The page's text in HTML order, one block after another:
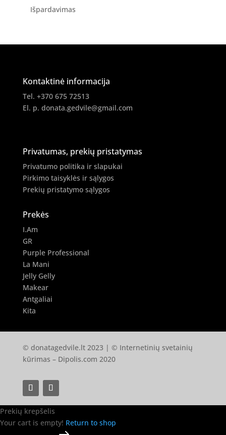
Išpardavimas
Kontaktinė informacija
Tel. +370 675 72513
El. p. donata.gedvile@gmail.com
Privatumas, prekių pristatymas
Privatumo politika ir slapukai
Pirkimo taisyklės ir sąlygos
Prekių pristatymo sąlygos
Prekės
I.Am
GR
Purple Professional
La Mani
Jelly Gelly
Makear
Antgaliai
Kita
© donatagedvile.lt 2023 | © Internetinių svetainių
kūrimas – Dipolis.com 2020
Prekių krepšelis
Your cart is empty! Return to shop